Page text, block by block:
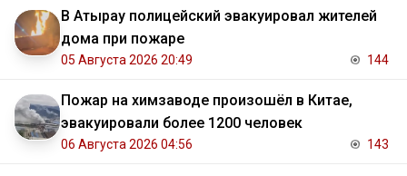
В Атырау полицейский эвакуировал жителей
дома при пожаре
05 Августа 2026 20:49 144
Пожар на химзаводе произошёл в Китае,
эвакуировали более 1200 человек
06 Августа 2026 04:56 143